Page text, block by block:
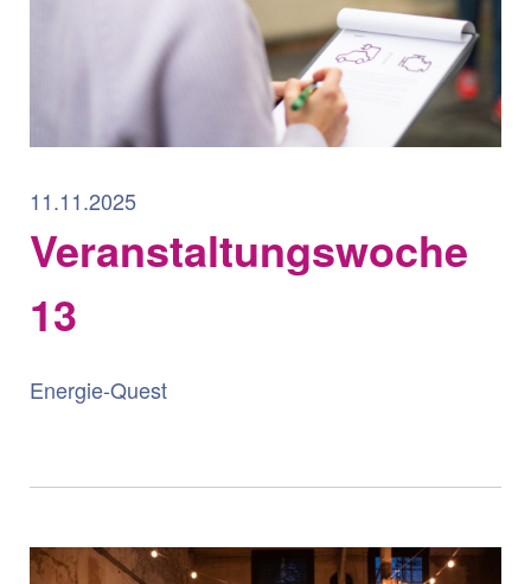
11.11.2025
Veranstaltungswoche
13
Energie-Quest